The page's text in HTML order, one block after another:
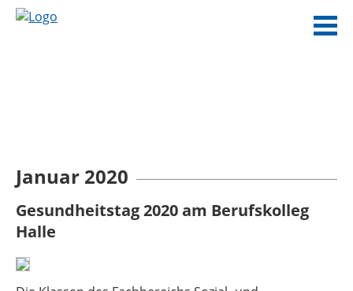
Januar 2020
Gesundheitstag 2020 am Berufskolleg
Halle